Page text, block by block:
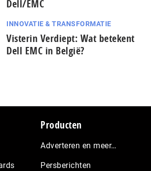
Dell/EMC
INNOVATIE & TRANSFORMATIE
Visterin Verdiept: Wat betekent
Dell EMC in België?
Producten
Adverteren en meer…
Persberichten